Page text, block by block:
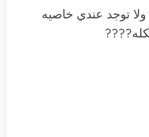
٨بلس ولا توجد عندي خاصيه